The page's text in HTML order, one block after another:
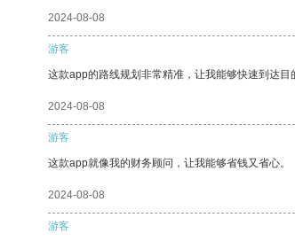
2024-08-08
游客
这款app的路线规划非常精准，让我能够快速到达目
2024-08-08
游客
这款app就像我的财务顾问，让我能够省钱又省心。
2024-08-08
游客